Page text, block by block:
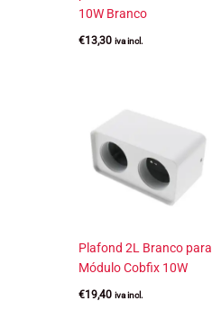
10W Branco
€13,30 iva incl.
Plafond 2L Branco para
Módulo Cobfix 10W
€19,40 iva incl.